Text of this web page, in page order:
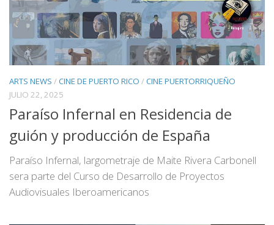
ARTS NEWS /CINE DE PUERTO RICO /CINE PUERTORRIQUEÑO
JULIO 22, 2025
Paraíso Infernal en Residencia de
guión y producción de España
Paraíso Infernal, largometraje de Maite Rivera Carbonell
sera parte del Curso de Desarrollo de Proyectos
Audiovisuales Iberoamericanos